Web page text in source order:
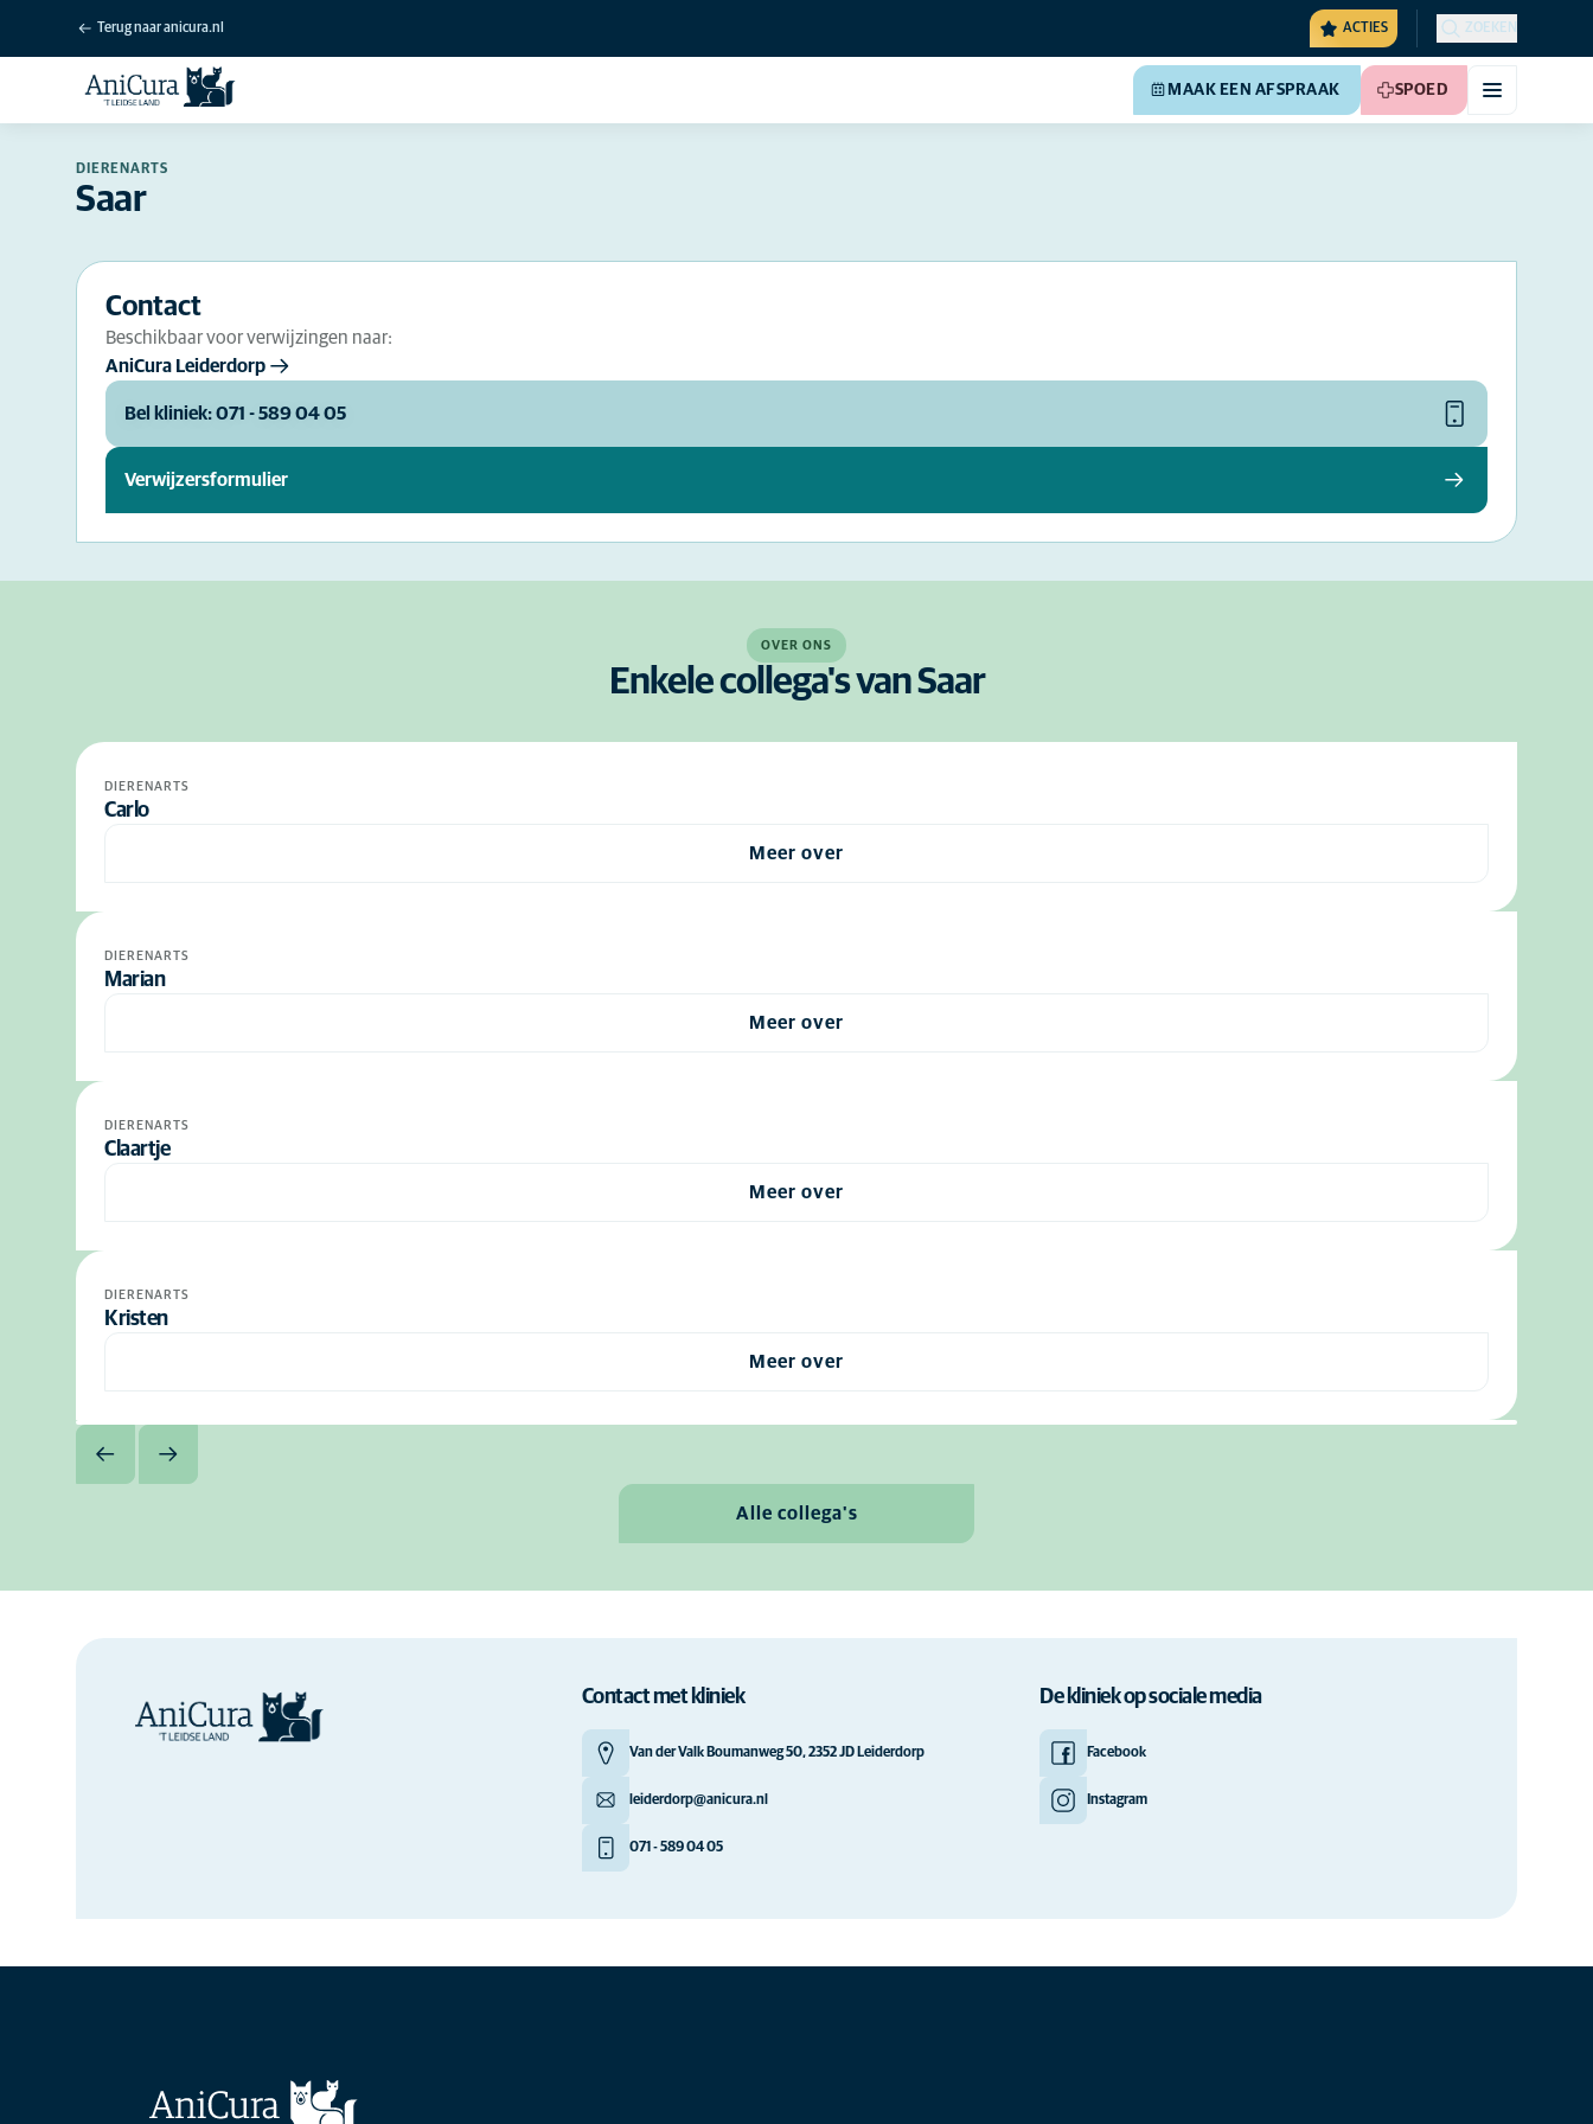
Terug naar anicura.nl ACTIES ZOEKEN
MAAK EEN AFSPRAAK SPOED
DIERENARTS
Saar
Contact
Beschikbaar voor verwijzingen naar:
AniCura Leiderdorp
Bel kliniek: 071 - 589 04 05
Verwijzersformulier
OVER ONS
Enkele collega's van Saar
DIERENARTS
Carlo
Meer over
DIERENARTS
Marian
Meer over
DIERENARTS
Claartje
Meer over
DIERENARTS
Kristen
Meer over
Alle collega's
Contact met kliniek
Van der Valk Boumanweg 50, 2352 JD Leiderdorp
leiderdorp@anicura.nl
071 - 589 04 05
De kliniek op sociale media
Facebook
Instagram